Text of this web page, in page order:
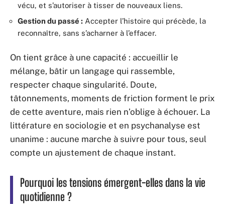
vécu, et s’autoriser à tisser de nouveaux liens.
Gestion du passé : Accepter l’histoire qui précède, la
reconnaître, sans s’acharner à l’effacer.
On tient grâce à une capacité : accueillir le
mélange, bâtir un langage qui rassemble,
respecter chaque singularité. Doute,
tâtonnements, moments de friction forment le prix
de cette aventure, mais rien n’oblige à échouer. La
littérature en sociologie et en psychanalyse est
unanime : aucune marche à suivre pour tous, seul
compte un ajustement de chaque instant.
Pourquoi les tensions émergent-elles dans la vie
quotidienne ?